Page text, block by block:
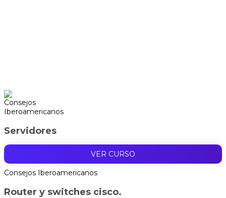
Servidores
VER CURSO
Consejos Iberoamericanos
Router y switches cisco.